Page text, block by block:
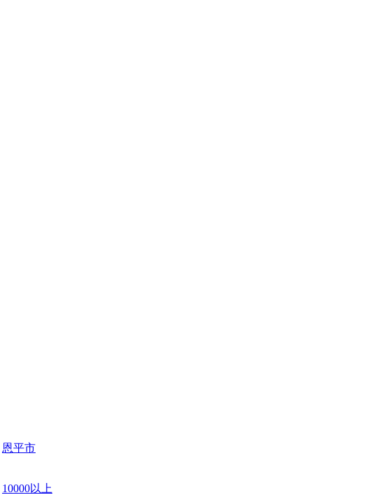
恩平市
10000以上